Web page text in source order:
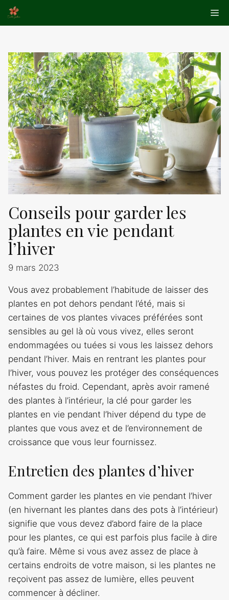
Aller
au
Conseils pour garder les
plantes en vie pendant
l’hiver
9 mars 2023
Vous avez probablement l’habitude de laisser des
plantes en pot dehors pendant l’été, mais si
certaines de vos plantes vivaces préférées sont
sensibles au gel là où vous vivez, elles seront
endommagées ou tuées si vous les laissez dehors
pendant l’hiver. Mais en rentrant les plantes pour
l’hiver, vous pouvez les protéger des conséquences
néfastes du froid. Cependant, après avoir ramené
des plantes à l’intérieur, la clé pour garder les
plantes en vie pendant l’hiver dépend du type de
plantes que vous avez et de l’environnement de
croissance que vous leur fournissez.
Entretien des plantes d’hiver
Comment garder les plantes en vie pendant l’hiver
(en hivernant les plantes dans des pots à l’intérieur)
signifie que vous devez d’abord faire de la place
pour les plantes, ce qui est parfois plus facile à dire
qu’à faire. Même si vous avez assez de place à
certains endroits de votre maison, si les plantes ne
reçoivent pas assez de lumière, elles peuvent
commencer à décliner.